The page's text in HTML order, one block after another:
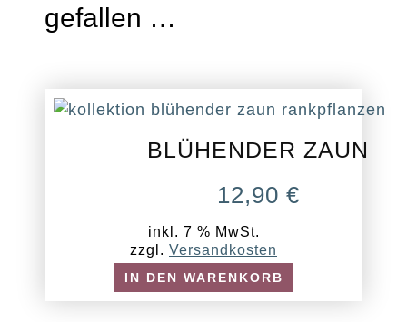
gefallen …
BLÜHENDER ZAUN
12,90 €
inkl. 7 % MwSt.
zzgl. Versandkosten
IN DEN WARENKORB